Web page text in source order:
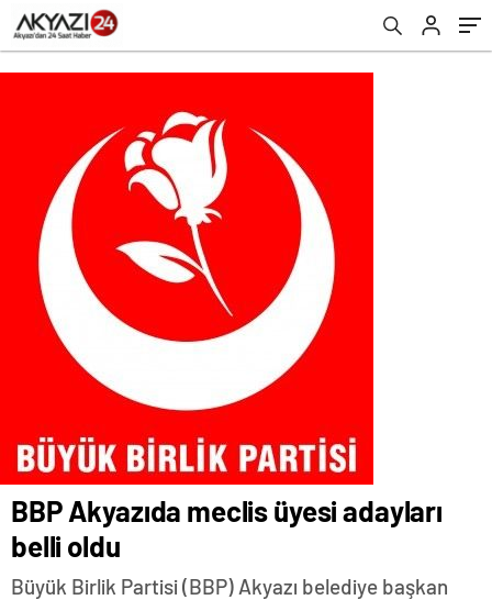
BBP Akyazıda meclis üyesi adayları
belli oldu
Büyük Birlik Partisi (BBP) Akyazı belediye başkan